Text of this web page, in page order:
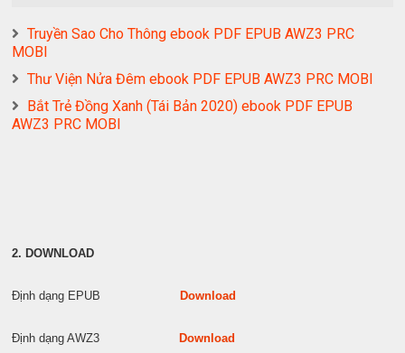
Truyền Sao Cho Thông ebook PDF EPUB AWZ3 PRC
MOBI
Thư Viện Nửa Đêm ebook PDF EPUB AWZ3 PRC MOBI
Bắt Trẻ Đồng Xanh (Tái Bản 2020) ebook PDF EPUB
AWZ3 PRC MOBI
2. DOWNLOAD
Định dạng EPUB Download
Định dạng AWZ3 Download